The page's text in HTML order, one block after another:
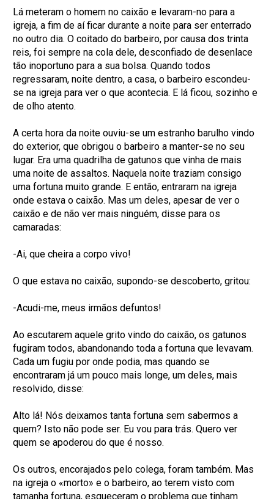
Lá meteram o homem no caixão e levaram-no para a
igreja, a fim de aí ficar durante a noite para ser enterrado
no outro dia. O coitado do barbeiro, por causa dos trinta
reis, foi sempre na cola dele, desconfiado de desenlace
tão inoportuno para a sua bolsa. Quando todos
regressaram, noite dentro, a casa, o barbeiro escondeu-
se na igreja para ver o que acontecia. E lá ficou, sozinho e
de olho atento.
A certa hora da noite ouviu-se um estranho barulho vindo
do exterior, que obrigou o barbeiro a manter-se no seu
lugar. Era uma quadrilha de gatunos que vinha de mais
uma noite de assaltos. Naquela noite traziam consigo
uma fortuna muito grande. E então, entraram na igreja
onde estava o caixão. Mas um deles, apesar de ver o
caixão e de não ver mais ninguém, disse para os
camaradas:
-Ai, que cheira a corpo vivo!
O que estava no caixão, supondo-se descoberto, gritou:
-Acudi-me, meus irmãos defuntos!
Ao escutarem aquele grito vindo do caixão, os gatunos
fugiram todos, abandonando toda a fortuna que levavam.
Cada um fugiu por onde podia, mas quando se
encontraram já um pouco mais longe, um deles, mais
resolvido, disse:
Alto lá! Nós deixamos tanta fortuna sem sabermos a
quem? Isto não pode ser. Eu vou para trás. Quero ver
quem se apoderou do que é nosso.
Os outros, encorajados pelo colega, foram também. Mas
na igreja o «morto» e o barbeiro, ao terem visto com
tamanha fortuna, esqueceram o problema que tinham